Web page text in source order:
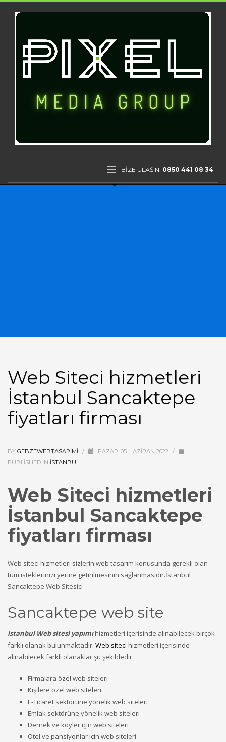
BİZE ULAŞIN: 0850 441 08 34
Web Siteci hizmetleri
İstanbul Sancaktepe
fiyatları firması
BY GEBZEWEBTASARIMI / PAZAR, 05 HAZIRAN 2022
/
PUBLISHED IN ISTANBUL
Web Siteci hizmetleri
İstanbul Sancaktepe
fiyatları firması
Web siteci hizmetleri sizlerin web tasarım konusunda gerekli olan
tüm isteklerinizi yerine getirilmesinin sağlanmasıdır.İstanbul
Sancaktepe Web Sitesici
Sancaktepe web site
istanbul Web sitesi yapımıhizmetleri içerisinde alınabilecek birçok
farklı olanak bulunmaktadır. Web siteci hizmetleri içerisinde
alınabilecek farklı olanaklar şu şekildedir:
Firmalara özel web siteleri
Kişilere özel web siteleri
E-Ticaret sektörüne yönelik web siteleri
Emlak sektörüne yönelik web siteleri
Dernek ve köyler için web siteleri
Otel ve pansiyonlar için web siteleri